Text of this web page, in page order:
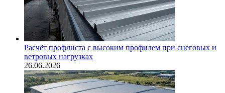
Расчёт профлиста с высоким профилем при снеговых и
ветровых нагрузках
26.06.2026